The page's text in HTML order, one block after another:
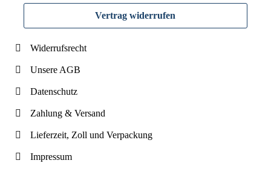
Vertrag widerrufen
Widerrufsrecht
Unsere AGB
Datenschutz
Zahlung & Versand
Lieferzeit, Zoll und Verpackung
Impressum